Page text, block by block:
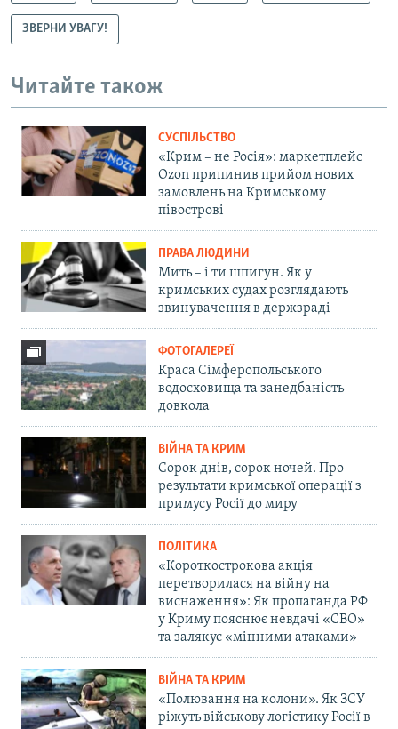
ЗВЕРНИ УВАГУ!
Читайте також
СУСПІЛЬСТВО
«Крим – не Росія»: маркетплейс
Ozon припинив прийом нових
замовлень на Кримському
півострові
ПРАВА ЛЮДИНИ
Мить – і ти шпигун. Як у
кримських судах розглядають
звинувачення в держзраді
ФОТОГАЛЕРЕЇ
Краса Сімферопольського
водосховища та занедбаність
довкола
ВІЙНА ТА КРИМ
Сорок днів, сорок ночей. Про
результати кримської операції з
примусу Росії до миру
ПОЛІТИКА
«Короткострокова акція
перетворилася на війну на
виснаження»: Як пропаганда РФ
у Криму пояснює невдачі «СВО»
та залякує «мінними атаками»
ВІЙНА ТА КРИМ
«Полювання на колони». Як ЗСУ
ріжуть військову логістику Росії в